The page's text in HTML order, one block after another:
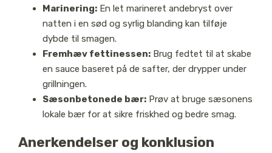
Marinering:En let marineret andebryst over
natten i en sød og syrlig blanding kan tilføje
dybde til smagen.
Fremhæv fettinessen:Brug fedtet til at skabe
en sauce baseret på de safter, der drypper under
grillningen.
Sæsonbetonede bær:Prøv at bruge sæsonens
lokale bær for at sikre friskhed og bedre smag.
Anerkendelser og konklusion